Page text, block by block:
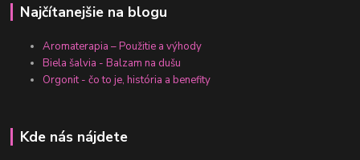
Najčítanejšie na blogu
Aromaterapia – Použitie a výhody
Biela šalvia - Balzam na dušu
Orgonit - čo to je, história a benefity
Kde nás nájdete